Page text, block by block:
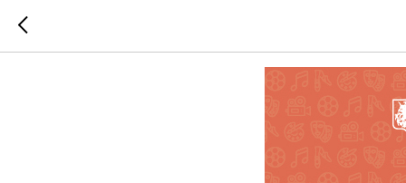
День